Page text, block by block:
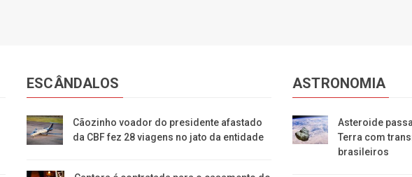
ESCÂNDALOS
Cãozinho voador do presidente afastado
da CBF fez 28 viagens no jato da entidade
ASTRONOMIA
Asteroide
Terra com
brasileiros